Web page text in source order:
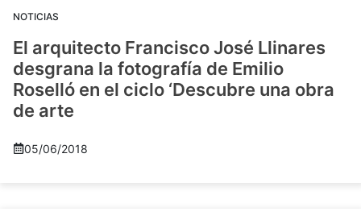
NOTICIAS
El arquitecto Francisco José Llinares
desgrana la fotografía de Emilio
Roselló en el ciclo ‘Descubre una obra
de arte
05/06/2018